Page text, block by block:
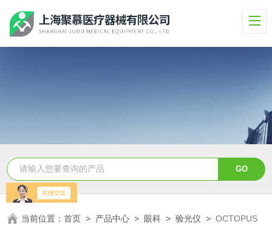
当前位置：首页 > 产品中心 >眼科 >验光仪 >OCTOPUS